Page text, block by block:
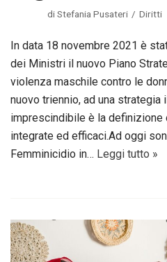
diStefania Pusateri Diritti
In data 18 novembre 2021 è
dei Ministri il nuovo Piano
violenza maschile contro le
nuovo triennio, ad una strategia
imprescindibile è la definizione
integrate ed efficaci.Ad oggi
Femminicidio in… Leggi tutto »